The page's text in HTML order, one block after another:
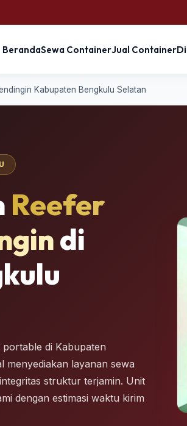
BerandaSewa ContainerJual Container
Kabupaten Bengkulu Selatan
Reefer
di
di Kabupaten
menyediakan layanan sewa
struktur terjamin. Unit
dengan estimasi waktu kirim